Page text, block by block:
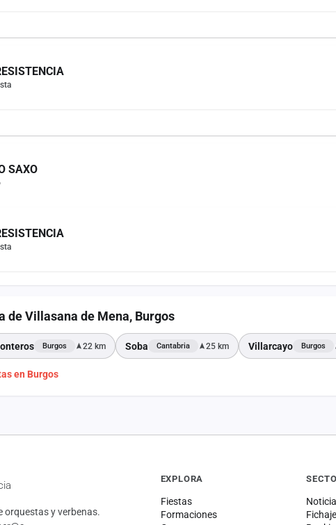
SAXO
de Villasana de Mena, Burgos
Burgos 22 km Soba Cantabria 25 km Villarcayo Burgos
en Burgos
orquestas y verbenas.
EXPLORA
Fiestas
Formaciones